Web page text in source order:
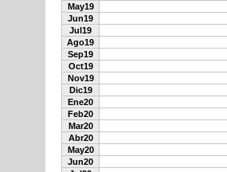
May19
Jun19
Jul19
Ago19
Sep19
Oct19
Nov19
Dic19
Ene20
Feb20
Mar20
Abr20
May20
Jun20